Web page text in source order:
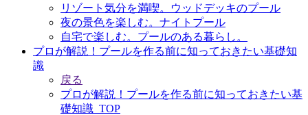
リゾート気分を満喫。ウッドデッキのプール
夜の景色を楽しむ。ナイトプール
自宅で楽しむ。プールのある暮らし。
プロが解説！プールを作る前に知っておきたい基礎知
識
戻る
プロが解説！プールを作る前に知っておきたい基
礎知識_TOP